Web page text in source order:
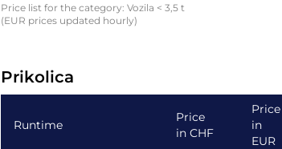
Price list for the category: Vozila < 3,5 t
(EUR prices updated hourly)
Prikolica
Runtime
Price
in CHF
Price
in
EUR